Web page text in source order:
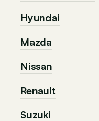
Hyundai
Mazda
Nissan
Renault
Suzuki